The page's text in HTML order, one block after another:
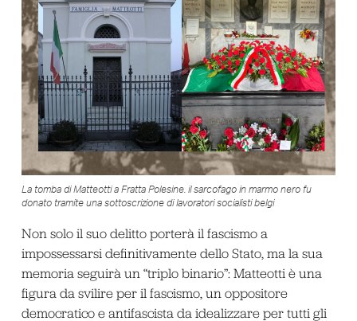
La tomba di Matteotti a Fratta Polesine. il sarcofago in marmo nero fu
donato tramite una sottoscrizione di lavoratori socialisti belgi
Non solo il suo delitto porterà il fascismo a
impossessarsi definitivamente dello Stato, ma la sua
memoria seguirà un “triplo binario”: Matteotti è una
figura da svilire per il fascismo, un oppositore
democratico e antifascista da idealizzare per tutti gli